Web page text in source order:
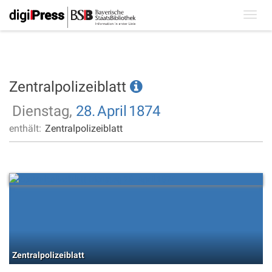
Zentralpolizeiblatt
Dienstag, 28.April 1874
enthält: Zentralpolizeiblatt
Zentralpolizeiblatt